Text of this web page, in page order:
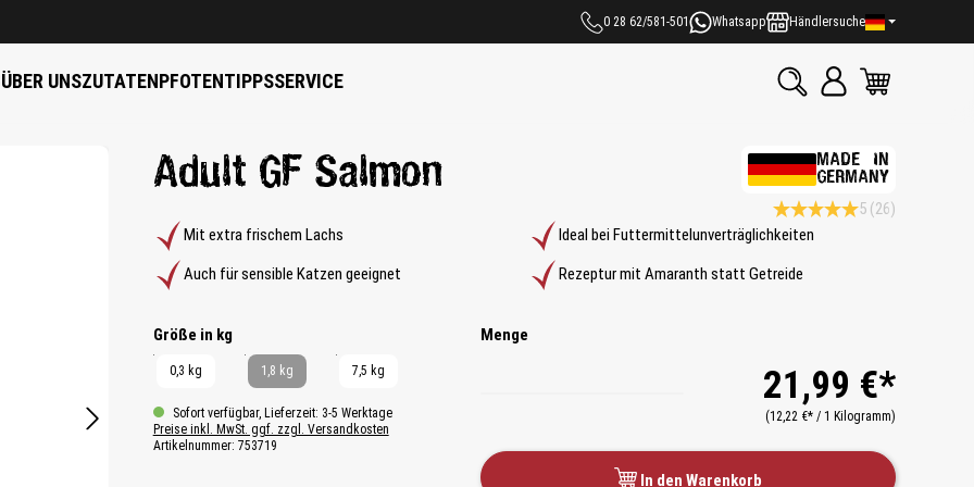
0 28 62/581-501 Whatsapp Händlersuche
ÜBER UNSZUTATENPFOTENTIPPSSERVICE
Adult GF Salmon
MADE IN
GERMANY
Durchschnittliche Bewertung 5
5 (26)
Mit extra frischem Lachs
Ideal bei Futtermittelunverträglichkeiten
Auch für sensible Katzen geeignet
Rezeptur mit Amaranth statt Getreide
Größe in kgauswählen
0,3 kg 1,8 kg 7,5 kg
Sofort verfügbar, Lieferzeit: 3-5 Werktage
Preise inkl. MwSt. ggf. zzgl. Versandkosten
Artikelnummer: 753719
Menge
21,99 €*
(12,22 €* / 1 Kilogramm)
In den Warenkorb